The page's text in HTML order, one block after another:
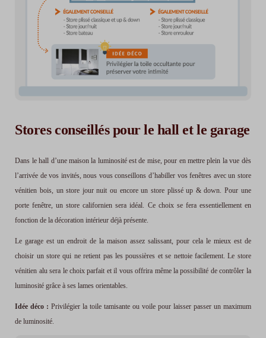
Stores conseillés pour le hall et le garage
Dans le hall d’une maison la luminosité est de mise, pour en mettre plein la vue dès
l’arrivée de vos invités, nous vous conseillons d’habiller vos fenêtres avec un store
vénitien bois, un store jour nuit ou encore un store plissé up & down. Pour une
porte fenêtre, un store californien sera idéal. Ce choix se fera essentiellement en
fonction de la décoration intérieur déjà présente.
Le garage est un endroit de la maison assez salissant, pour cela le mieux est de
choisir un store qui ne retient pas les poussières et se nettoie facilement. Le store
vénitien alu sera le choix parfait et il vous offrira même la possibilité de contrôler la
luminosité grâce à ses lames orientables.
Idée déco : Privilégier la toile tamisante ou voile pour laisser passer un maximum
de luminosité.